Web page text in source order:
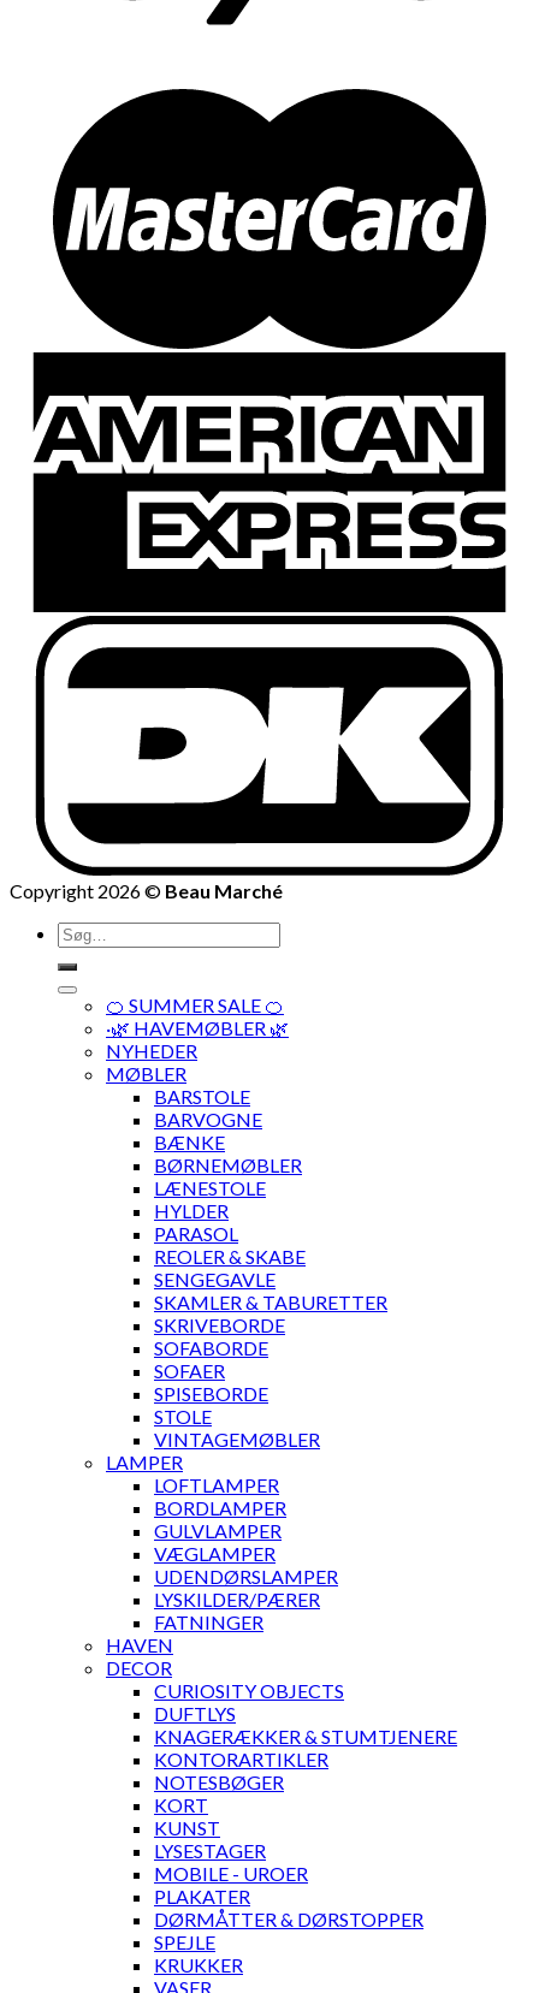
Copyright 2026 © Beau Marché
Søg
efter:
🍊 SUMMER SALE 🍊
·🌿 HAVEMØBLER 🌿
NYHEDER
MØBLER
BARSTOLE
BARVOGNE
BÆNKE
BØRNEMØBLER
LÆNESTOLE
HYLDER
PARASOL
REOLER & SKABE
SENGEGAVLE
SKAMLER & TABURETTER
SKRIVEBORDE
SOFABORDE
SOFAER
SPISEBORDE
STOLE
VINTAGEMØBLER
LAMPER
LOFTLAMPER
BORDLAMPER
GULVLAMPER
VÆGLAMPER
UDENDØRSLAMPER
LYSKILDER/PÆRER
FATNINGER
HAVEN
DECOR
CURIOSITY OBJECTS
DUFTLYS
KNAGERÆKKER & STUMTJENERE
KONTORARTIKLER
NOTESBØGER
KORT
KUNST
LYSESTAGER
MOBILE - UROER
PLAKATER
DØRMÅTTER & DØRSTOPPER
SPEJLE
KRUKKER
VASER